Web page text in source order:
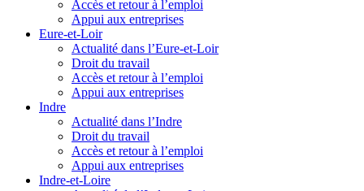
Accès et retour à l’emploi
Appui aux entreprises
Eure-et-Loir
Actualité dans l’Eure-et-Loir
Droit du travail
Accès et retour à l’emploi
Appui aux entreprises
Indre
Actualité dans l’Indre
Droit du travail
Accès et retour à l’emploi
Appui aux entreprises
Indre-et-Loire